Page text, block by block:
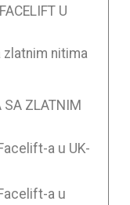
U
nitima
SA ZLATNIM
a u UK-
a u